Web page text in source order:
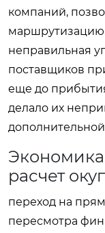
компаний,
неправильная
поставщиков
еще до
делало их
Экономика
расчет
переход на
пересмотра